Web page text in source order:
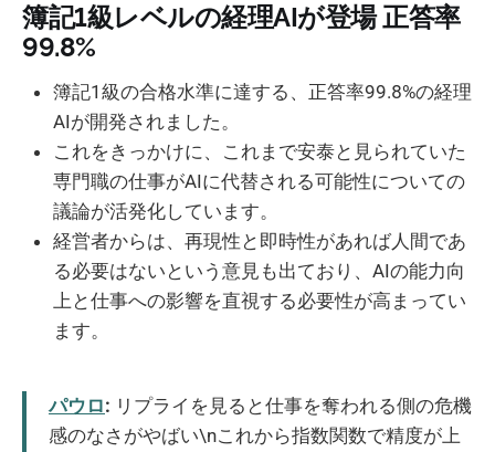
簿記1級レベルの経理AIが登場 正答率
99.8%
簿記1級の合格水準に達する、正答率99.8%の経理
AIが開発されました。
これをきっかけに、これまで安泰と見られていた
専門職の仕事がAIに代替される可能性についての
議論が活発化しています。
経営者からは、再現性と即時性があれば人間であ
る必要はないという意見も出ており、AIの能力向
上と仕事への影響を直視する必要性が高まってい
ます。
パウロ: リプライを見ると仕事を奪われる側の危機
感のなさがやばい\nこれから指数関数で精度が上